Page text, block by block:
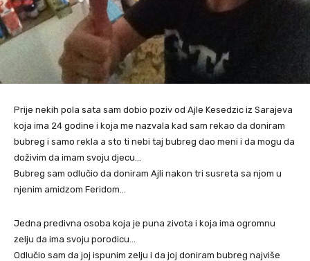
Prije nekih pola sata sam dobio poziv od Ajle Kesedzic iz Sarajeva
koja ima 24 godine i koja me nazvala kad sam rekao da doniram
bubreg i samo rekla a sto ti nebi taj bubreg dao meni i da mogu da
doživim da imam svoju djecu…
Bubreg sam odlučio da doniram Ajli nakon tri susreta sa njom u
njenim amidzom Feridom…
Jedna predivna osoba koja je puna zivota i koja ima ogromnu
zelju da ima svoju porodicu…
Odlučio sam da joj ispunim zelju i da joj doniram bubreg najviše